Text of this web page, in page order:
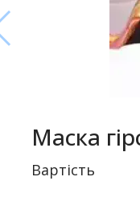
Маска
Вартість